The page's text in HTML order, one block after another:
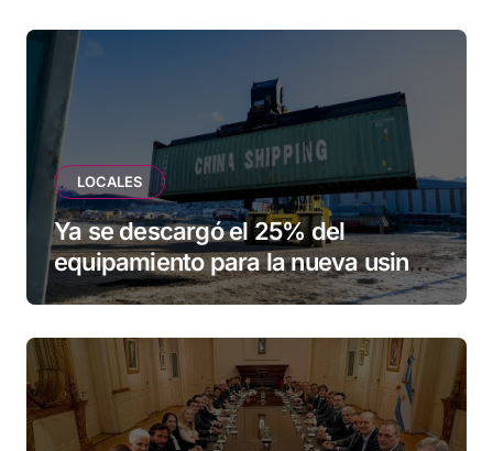
LOCALES
Ya se descargó el 25% del
equipamiento para la nueva usina
de Ushuaia